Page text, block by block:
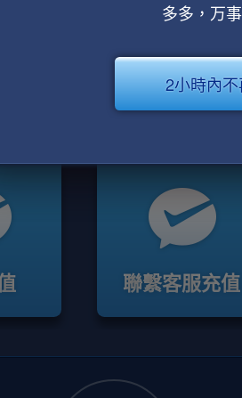
聯繫客服充值
多多，万
2小時內